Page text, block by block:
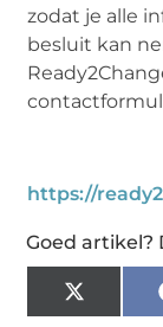
zodat je alle
besluit kan
https://
Goed artikel?
X
(Twitter)